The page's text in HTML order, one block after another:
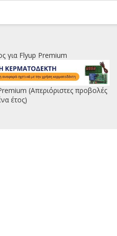
για Flyup Premium
(Απεριόριστες προβολές
έτος)